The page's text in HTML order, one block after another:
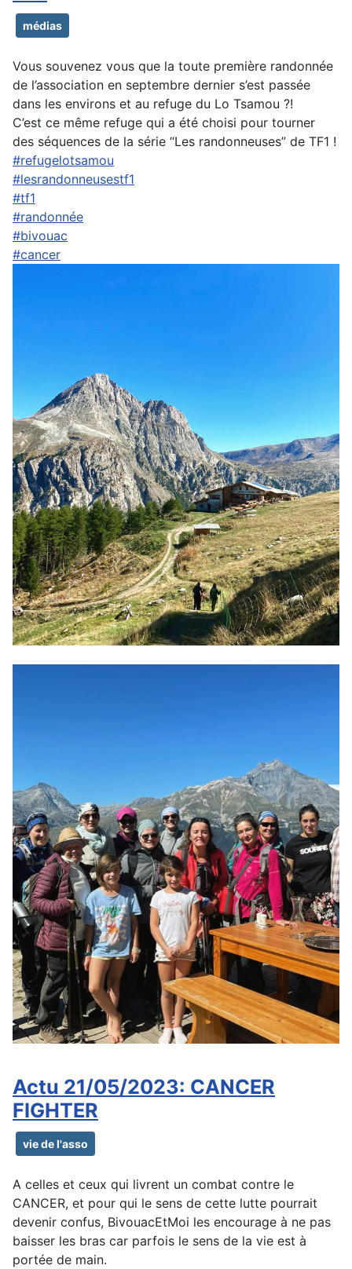
médias
Vous souvenez vous que la toute première randonnée
de l’association en septembre dernier s’est passée
dans les environs et au refuge du Lo Tsamou ?!
C’est ce même refuge qui a été choisi pour tourner
des séquences de la série “Les randonneuses” de TF1 !
#refugelotsamou
#lesrandonneusestf1
#tf1
#randonnée
#bivouac
#cancer
Actu 21/05/2023: CANCER
FIGHTER
vie de l'asso
A celles et ceux qui livrent un combat contre le
CANCER, et pour qui le sens de cette lutte pourrait
devenir confus, BivouacEtMoi les encourage à ne pas
baisser les bras car parfois le sens de la vie est à
portée de main.